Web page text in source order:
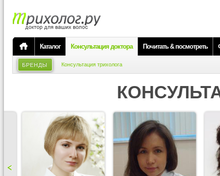
Каталог Консультация доктора Почитать & посмотреть
БРЕНДЫ Консультация трихолога